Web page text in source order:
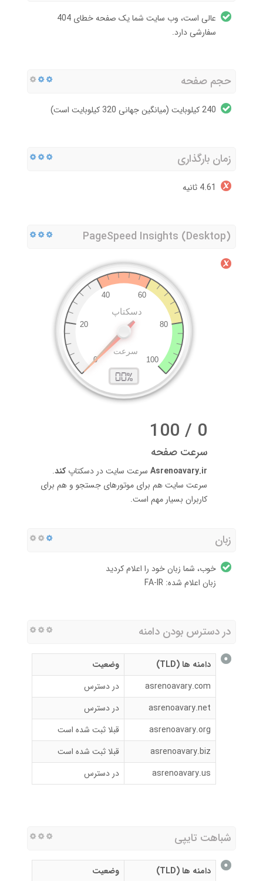
عالی است، وب سایت شما یک صفحه خطای 404
سفارشی دارد.
حجم صفحه
240 کیلوبایت (میانگین جهانی 320 کیلوبایت است)
زمان بارگذاری
4.61 ثانیه
PageSpeed Insights (Desktop)
0 / 100
سرعت صفحه
Asrenoavary.ir سرعت سایت در دسکتاپکند.
سرعت سایت هم برای موتورهای جستجو و هم برای
کاربران بسیار مهم است.
زبان
خوب، شما زبان خود را اعلام کردید
زبان اعلام شده: FA-IR
در دسترس بودن دامنه
دامنه ها (TLD)
وضعیت
asrenoavary.com
در دسترس
asrenoavary.net
در دسترس
asrenoavary.org
قبلا ثبت شده است
asrenoavary.biz
قبلا ثبت شده است
asrenoavary.us
در دسترس
شباهت تایپی
دامنه ها (TLD)
وضعیت